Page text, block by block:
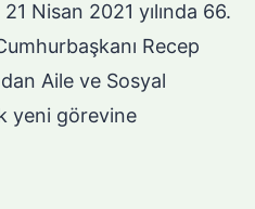
Nisan 2021 yılında 66.
Recep
Aile ve Sosyal
yeni görevine